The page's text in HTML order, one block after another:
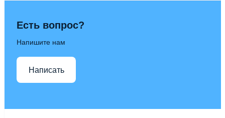
Есть вопрос?
Напишите нам
Написать